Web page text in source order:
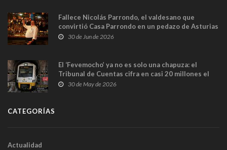
Fallece Nicolás Parrondo, el valdesano que
convirtió Casa Parrondo en un pedazo de Asturias
en Madrid
30 de Jun de 2026
El ‘Fevemocho’ ya no es solo una chapuza: el
Tribunal de Cuentas cifra en casi 20 millones el
sobrecoste de los trenes que no cabían por los
30 de May de 2026
CATEGORÍAS
Actualidad